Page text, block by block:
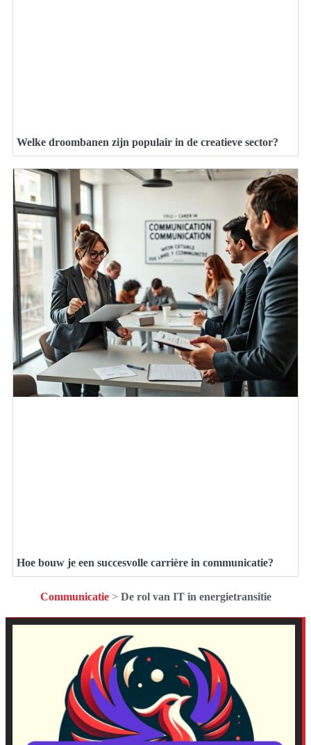
Welke droombanen zijn populair in de creatieve sector?
Hoe bouw je een succesvolle carrière in communicatie?
Communicatie> De rol van IT in energietransitie